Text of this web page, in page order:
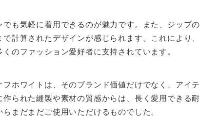
も気軽に着用できるのが魅力です。また、ジップの
計算されたデザインが感じられます。これにより、
のファッション愛好者に支持されています。
ホワイトは、そのブランド価値だけでなく、アイテ
られた縫製や素材の質感からは、長く愛用できる耐
まだまだご使用いただけるものでした。